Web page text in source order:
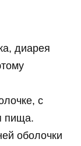
диарея
с
пища.
оболочки